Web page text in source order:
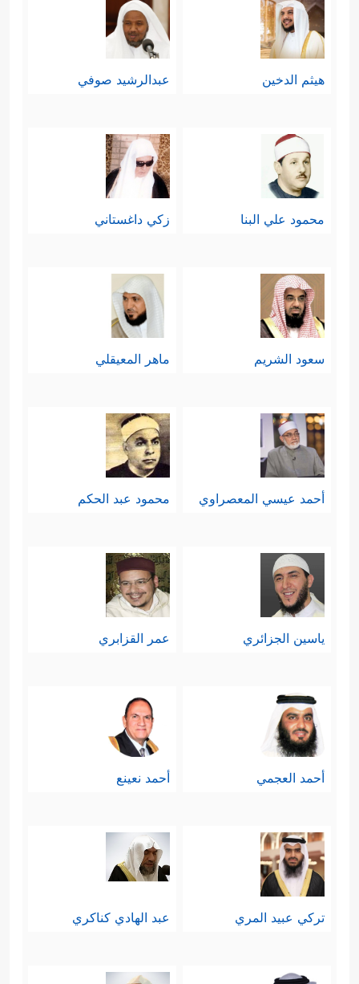
هيثم الدخين عبدالرشيد صوفي
محمود علي البنا زكي داغستاني
سعود الشريم ماهر المعيقلي
أحمد عيسي المعصراوي محمود عبد الحكم
ياسين الجزائري عمر القزابري
أحمد العجمي أحمد نعينع
تركي عبيد المري عبد الهادي كناكري